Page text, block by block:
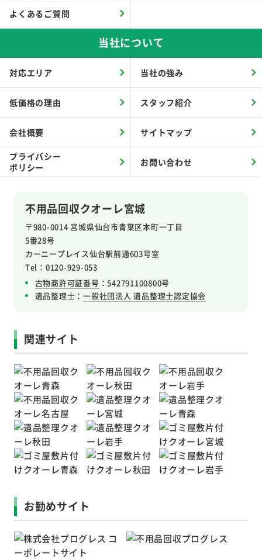
不用品回収クオーレ宮城
〒980-0014 宮城県仙台市青葉区本町一丁目
5番28号
カーニープレイス仙台駅前通603号室
Tel：0120-929-053
古物商許可証番号 ：542791100800号
遺品整理士： 一般社団法人 遺品整理士認定協会
よくあるご質問
当社について
対応エリア 当社の強み
低価格の理由 スタッフ紹介
会社概要 サイトマップ
プライバシー
ポリシー
お問い合わせ
関連サイト
お勧めサイト